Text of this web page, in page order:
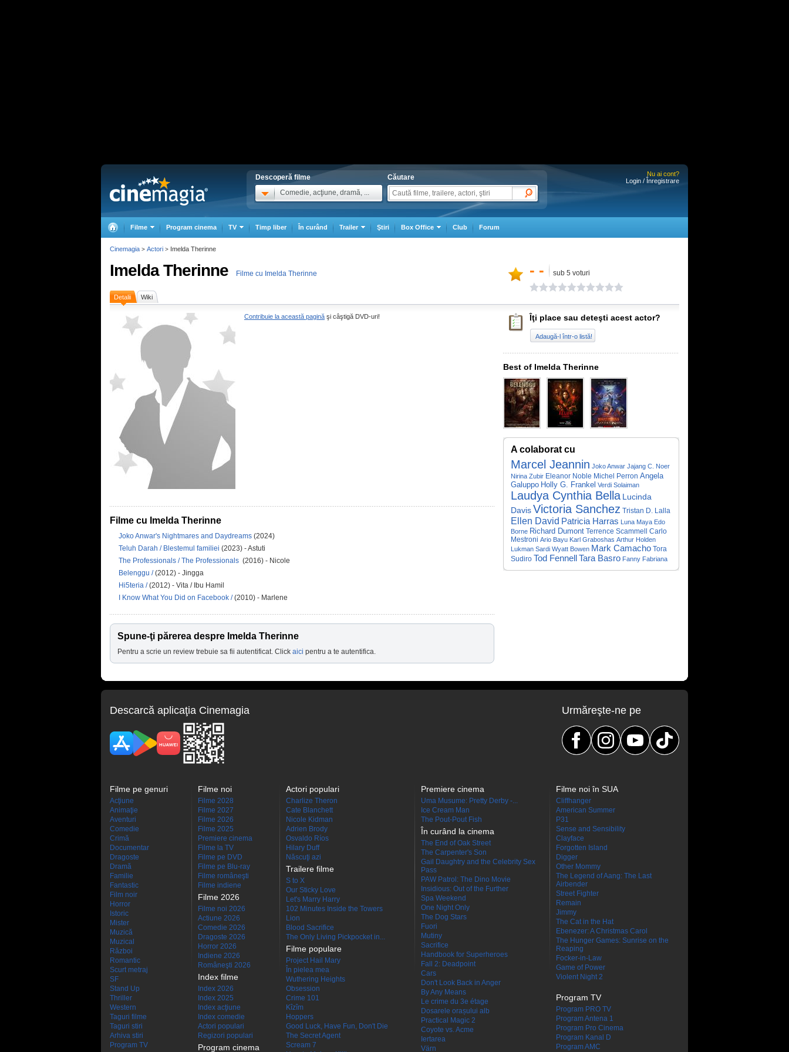
Descoperă filme
Comedie, acţiune, dramă, ...
Căutare
Nu ai cont?
Login / Înregistrare
Filme Program cinema TV Timp liber În curând Trailer Ştiri Box Office Club Forum
Imelda Therinne Filme cu Imelda Therinne - - sub 5 voturi
Detalii Wiki
Contribuie la această pagină şi câştigă DVD-uri!
Filme cu Imelda Therinne
Joko Anwar's Nightmares and Daydreams (2024)
Teluh Darah / Blestemul familiei (2023) - Astuti
The Professionals / The Professionals (2016) - Nicole
Belenggu /(2012) - Jingga
Hi5teria /(2012) - Vita / Ibu Hamil
I Know What You Did on Facebook /(2010) - Marlene
Spune-ţi părerea despre Imelda Therinne
Pentru a scrie un review trebuie sa fii autentificat. Click aici pentru a te autentifica.
Îţi place sau deteşti acest actor?
Adaugă-l într-o listă!
Best of Imelda Therinne
A colaborat cu
Marcel Jeannin Joko Anwar Jajang C. Noer
Nirina Zubir Eleanor Noble Michel Perron Angela
Galuppo Holly G. Frankel Verdi Solaiman
Laudya Cynthia Bella Lucinda
DavisVictoria Sanchez Tristan D. Lalla
Ellen David Patricia Harras Luna Maya Edo
Borne Richard Dumont Terrence Scammell Carlo
Mestroni Ario Bayu Karl Graboshas Arthur Holden
Lukman Sardi Wyatt Bowen Mark Camacho Tora
Sudiro Tod FennellTara Basro Fanny Fabriana
Cinemagia > Actori > Imelda Therinne
Descarcă aplicaţia Cinemagia Urmăreşte-ne pe
Filme pe genuri
Acţiune
Animaţie
Aventuri
Comedie
Crimă
Documentar
Dragoste
Dramă
Familie
Fantastic
Film noir
Horror
Istoric
Mister
Muzică
Muzical
Război
Romantic
Scurt metraj
SF
Stand Up
Thriller
Western
Taguri filme
Taguri stiri
Arhiva stiri
Program TV
Filme noi
Filme 2028
Filme 2027
Filme 2026
Filme 2025
Premiere cinema
Filme la TV
Filme pe DVD
Filme pe Blu-ray
Filme româneşti
Filme indiene
Filme 2026
Filme noi 2026
Actiune 2026
Comedie 2026
Dragoste 2026
Horror 2026
Indiene 2026
Româneşti 2026
Index filme
Index 2026
Index 2025
Index acţiune
Index comedie
Actori populari
Regizori populari
Program cinema
Actori populari
Charlize Theron
Cate Blanchett
Nicole Kidman
Adrien Brody
Osvaldo Ríos
Hilary Duff
Născuţi azi
Trailere filme
S to X
Our Sticky Love
Let's Marry Harry
102 Minutes Inside the Towers
Lion
Blood Sacrifice
The Only Living Pickpocket in...
Filme populare
Project Hail Mary
În pielea mea
Wuthering Heights
Obsession
Crime 101
Kîzîm
Hoppers
Good Luck, Have Fun, Don't Die
The Secret Agent
Scream 7
Premiere cinema
Uma Musume: Pretty Derby -...
Ice Cream Man
The Pout-Pout Fish
În curând la cinema
The End of Oak Street
The Carpenter's Son
Gail Daughtry and the Celebrity Sex
Pass
PAW Patrol: The Dino Movie
Insidious: Out of the Further
Spa Weekend
One Night Only
The Dog Stars
Fuori
Mutiny
Sacrifice
Handbook for Superheroes
Fall 2: Deadpoint
Cars
Don't Look Back in Anger
By Any Means
Le crime du 3e étage
Dosarele orașului alb
Practical Magic 2
Coyote vs. Acme
Iertarea
Värn
Filme noi în SUA
Cliffhanger
American Summer
P31
Sense and Sensibility
Clayface
Forgotten Island
Digger
Other Mommy
The Legend of Aang: The Last
Airbender
Street Fighter
Remain
Jimmy
The Cat in the Hat
Ebenezer: A Christmas Carol
The Hunger Games: Sunrise on the
Reaping
Focker-in-Law
Game of Power
Violent Night 2
Program TV
Program PRO TV
Program Antena 1
Program Pro Cinema
Program Kanal D
Program AMC